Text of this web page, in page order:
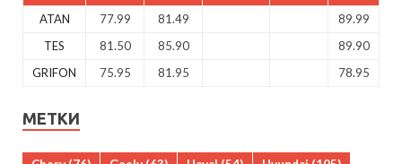
ATAN 77.99 81.49
89.99
TES
81.50 85.90
89.90
GRIFON
75.95 81.95 78.95
МЕТКИ